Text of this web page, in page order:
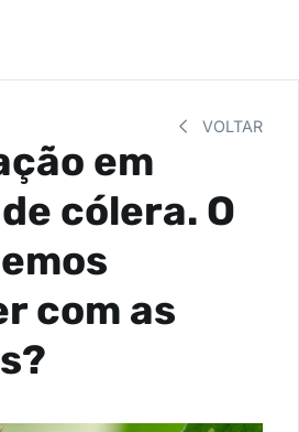
VOLTAR
em
cólera. O
com as